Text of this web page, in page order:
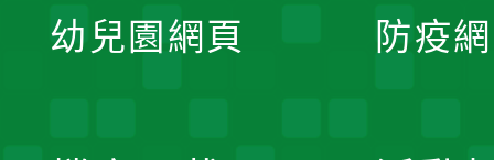
幼兒園網頁 防疫